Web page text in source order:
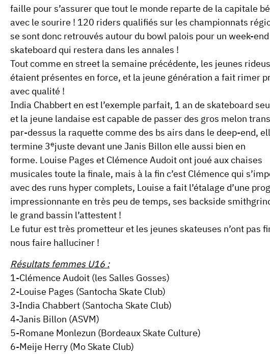
faille pour s’assurer que tout le monde reparte de la capitale
avec le sourire ! 120 riders qualifiés sur les championnats
se sont donc retrouvés autour du bowl palois pour un week-
skateboard qui restera dans les annales !
Tout comme en street la semaine précédente, les jeunes
étaient présentes en force, et la jeune génération a fait rimer
avec qualité !
India Chabberten est l’exemple parfait, 1 an de skateboard
et la jeune landaise est capable de passer des gros melon
par-dessus la raquette comme des bs airs dans le deep-end,
termine 3ejuste devant une Janis Billon elle aussi bien en
forme. Louise Pages et Clémence Audoitont joué aux chaises
musicales toute la finale, mais à la fin c’est Clémence qui
avec des runs hyper complets, Louise a fait l’étalage d’une
impressionnante en très peu de temps, ses backside
le grand bassin l’attestent !
Le futur est très prometteur et les jeunes skateuses n’ont pas
nous faire halluciner !
Résultats femmes U16 :
1-Clémence Audoit (les Salles Gosses)
2-Louise Pages (Santocha Skate Club)
3-India Chabbert (Santocha Skate Club)
4-Janis Billon (ASVM)
5-Romane Monlezun (Bordeaux Skate Culture)
6-Meije Herry (Mo Skate Club)